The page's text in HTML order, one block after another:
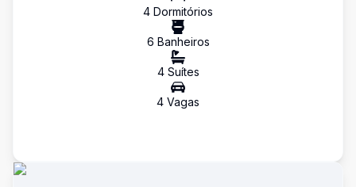
4 Dormitórios
6 Banheiros
4Suítes
4 Vagas